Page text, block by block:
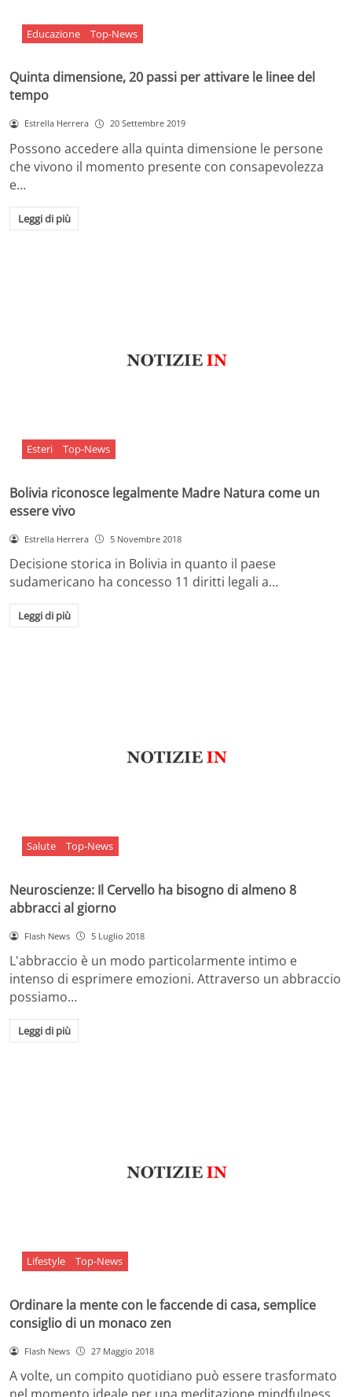
Educazione Top-News
Quinta dimensione, 20 passi per attivare le linee del
tempo
Estrella Herrera 20 Settembre 2019
Possono accedere alla quinta dimensione le persone
che vivono il momento presente con consapevolezza
e…
Leggi di più
Esteri Top-News
Bolivia riconosce legalmente Madre Natura come un
essere vivo
Estrella Herrera 5 Novembre 2018
Decisione storica in Bolivia in quanto il paese
sudamericano ha concesso 11 diritti legali a…
Leggi di più
Salute Top-News
Neuroscienze: Il Cervello ha bisogno di almeno 8
abbracci al giorno
Flash News 5 Luglio 2018
L'abbraccio è un modo particolarmente intimo e
intenso di esprimere emozioni. Attraverso un abbraccio
possiamo…
Leggi di più
Lifestyle Top-News
Ordinare la mente con le faccende di casa, semplice
consiglio di un monaco zen
Flash News 27 Maggio 2018
A volte, un compito quotidiano può essere trasformato